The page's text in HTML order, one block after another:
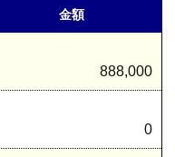
金額
888,000
0